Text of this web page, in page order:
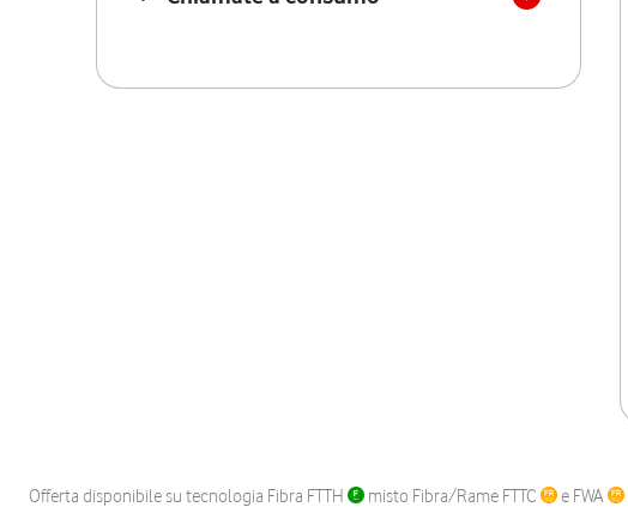
Offerta disponibile su tecnologia Fibra FTTH misto Fibra/Rame FTTC e FWA